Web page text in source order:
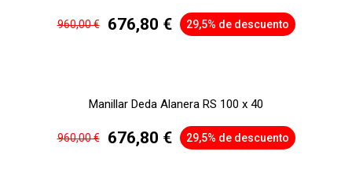
960,00 € 676,80 € 29,5% de descuento
Manillar Deda Alanera RS 100 x 40
960,00 € 676,80 € 29,5% de descuento